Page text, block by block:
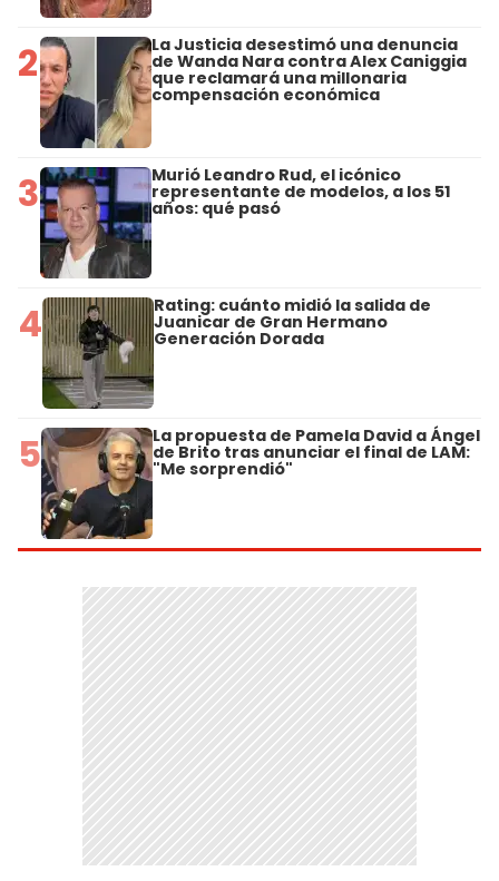
2 La Justicia desestimó una denuncia
de Wanda Nara contra Alex Caniggia
que reclamará una millonaria
compensación económica
3 Murió Leandro Rud, el icónico
representante de modelos, a los 51
años: qué pasó
4 Rating: cuánto midió la salida de
Juanicar de Gran Hermano
Generación Dorada
5 La propuesta de Pamela David a Ángel
de Brito tras anunciar el final de LAM:
"Me sorprendió"